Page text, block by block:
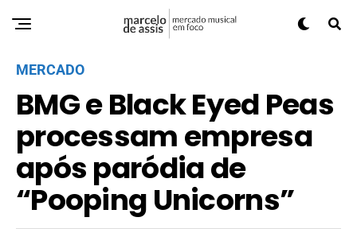
MERCADO
BMG e Black Eyed Peas
processam empresa
após paródia de
“Pooping Unicorns”